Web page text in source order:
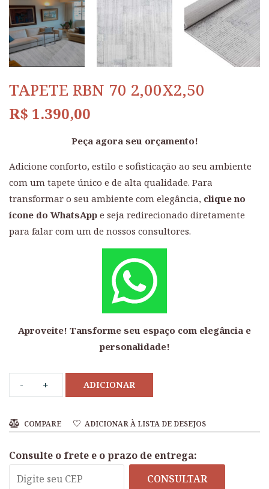
TAPETE RBN 70 2,00X2,50
R$ 1.390,00
Peça agora seu orçamento!
Adicione conforto, estilo e sofisticação ao seu ambiente
com um tapete único e de alta qualidade. Para
transformar o seu ambiente com elegância, clique no
ícone do WhatsApp e seja redirecionado diretamente
para falar com um de nossos consultores.
Aproveite! Tansforme seu espaço com elegância e
personalidade!
ADICIONAR
COMPARE ADICIONAR À LISTA DE DESEJOS
Consulte o frete e o prazo de entrega:
CONSULTAR